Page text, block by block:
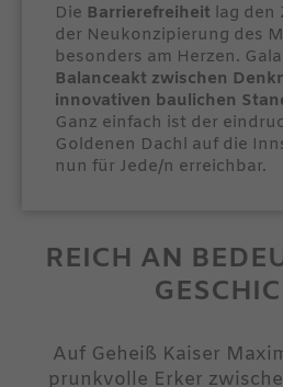
Die Barrierefreiheit lag den
der Neukonzipierung des
besonders am Herzen.
Balanceakt zwischen
innovativen baulichen
Ganz einfach ist der
Goldenen Dachl auf die
nun für Jede/n erreichbar.
REICH AN
Auf Geheiß Kaiser
prunkvolle Erker